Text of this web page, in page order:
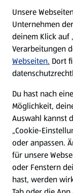
Nachhaltigkeit
Karriere
Presse
Hilfe & Kontakt
(öffnet in einem
Unternehmen
Folge uns hier:
Unsere
Unternehmen
deinem Klick auf
Verarbeitungen
Webseiten. Dort
Du hast nach
Möglichkeit,
Auswahl kannst
„Cookie-
oder anpassen.
für unsere
oder Fenstern
hast, werden